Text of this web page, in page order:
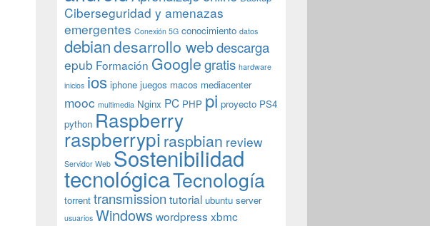
Ciberseguridad y amenazas
emergentes Conexión 5G conocimiento datos
debiandesarrollo webdescarga
epub Formación Googlegratis hardware
inicios ios iphone juegos macos mediacenter
mooc multimedia Nginx PC PHP pi proyecto PS4
python Raspberry
raspberrypi raspbian review
Servidor Web Sostenibilidad
tecnológicaTecnología
torrent transmission tutorial ubuntu server
usuarios Windowswordpress xbmc